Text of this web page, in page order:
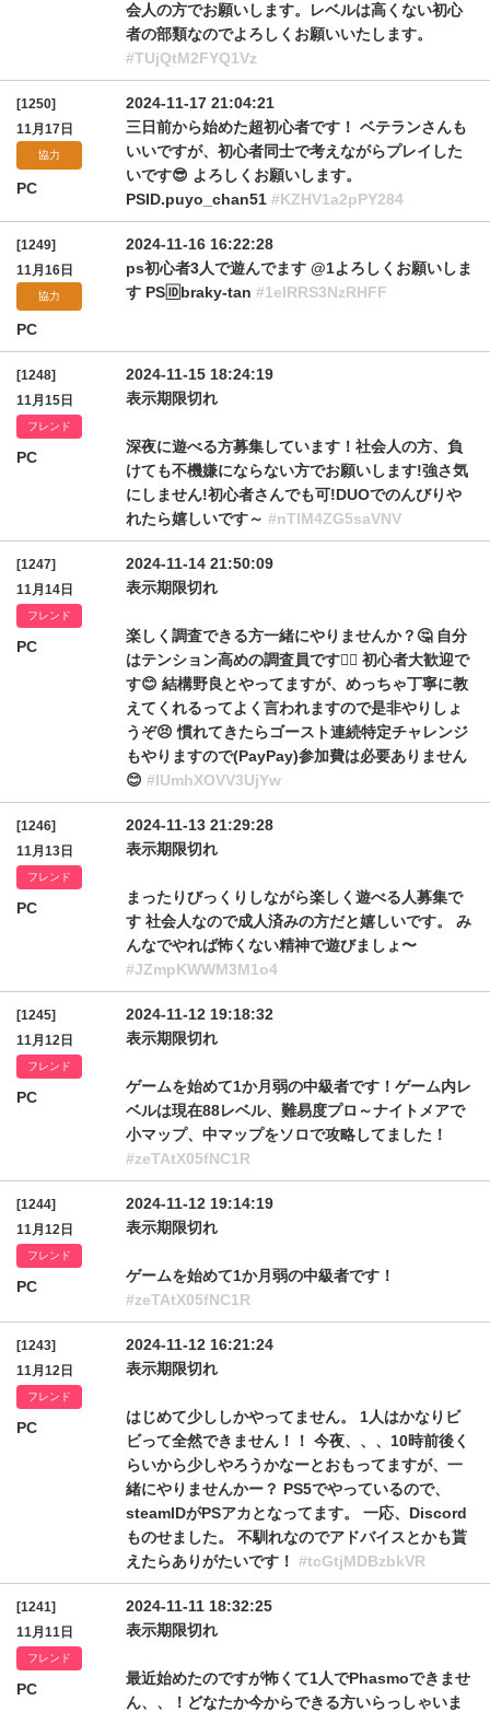
会人の方でお願いします。レベルは高くない初心
者の部類なのでよろしくお願いいたします。
#TUjQtM2FYQ1Vz
[1250]
11月17日
協力
PC
2024-11-17 21:04:21
三日前から始めた超初心者です！ ベテランさんも
いいですが、初心者同士で考えながらプレイした
いです😎 よろしくお願いします。
PSID.puyo_chan51 #KZHV1a2pPY284
[1249]
11月16日
協力
PC
2024-11-16 16:22:28
ps初心者3人で遊んでます @1よろしくお願いしま
す PS🆔braky-tan #1elRRS3NzRHFF
[1248]
11月15日
フレンド
PC
2024-11-15 18:24:19
表示期限切れ
深夜に遊べる方募集しています！社会人の方、負
けても不機嫌にならない方でお願いします!強さ気
にしません!初心者さんでも可!DUOでのんびりや
れたら嬉しいです～ #nTlM4ZG5saVNV
[1247]
11月14日
フレンド
PC
2024-11-14 21:50:09
表示期限切れ
楽しく調査できる方一緒にやりませんか？🤔 自分
はテンション高めの調査員です🙇‍♂️ 初心者大歓迎で
す😊 結構野良とやってますが、めっちゃ丁寧に教
えてくれるってよく言われますので是非やりしょ
うぞ😣 慣れてきたらゴースト連続特定チャレンジ
もやりますので(PayPay)参加費は必要ありません
😊 #IUmhXOVV3UjYw
[1246]
11月13日
フレンド
PC
2024-11-13 21:29:28
表示期限切れ
まったりびっくりしながら楽しく遊べる人募集で
す 社会人なので成人済みの方だと嬉しいです。 み
んなでやれば怖くない精神で遊びましょ〜
#JZmpKWWM3M1o4
[1245]
11月12日
フレンド
PC
2024-11-12 19:18:32
表示期限切れ
ゲームを始めて1か月弱の中級者です！ゲーム内レ
ベルは現在88レベル、難易度プロ～ナイトメアで
小マップ、中マップをソロで攻略してました！
#zeTAtX05fNC1R
[1244]
11月12日
フレンド
PC
2024-11-12 19:14:19
表示期限切れ
ゲームを始めて1か月弱の中級者です！
#zeTAtX05fNC1R
[1243]
11月12日
フレンド
PC
2024-11-12 16:21:24
表示期限切れ
はじめて少ししかやってません。 1人はかなりビ
ビって全然できません！！ 今夜、、、10時前後く
らいから少しやろうかなーとおもってますが、一
緒にやりませんかー？ PS5でやっているので、
steamIDがPSアカとなってます。 一応、Discord
ものせました。 不馴れなのでアドバイスとかも貰
えたらありがたいです！ #tcGtjMDBzbkVR
[1241]
11月11日
フレンド
PC
2024-11-11 18:32:25
表示期限切れ
最近始めたのですが怖くて1人でPhasmoできませ
ん、、！どなたか今からできる方いらっしゃいま